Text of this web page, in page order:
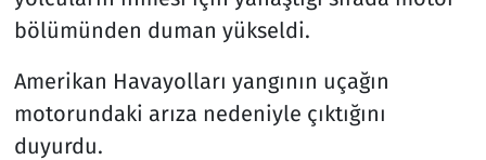
bölümünden duman yükseldi.
Amerikan Havayolları yangının uçağın
motorundaki arıza nedeniyle çıktığını
duyurdu.